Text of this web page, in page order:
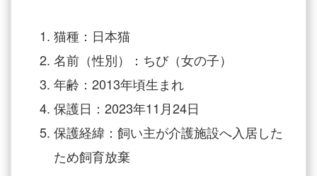
猫種：日本猫
名前（性別）：ちび（女の子）
年齢：2013年頃生まれ
保護日：2023年11月24日
保護経緯：飼い主が介護施設へ入居した
ため飼育放棄